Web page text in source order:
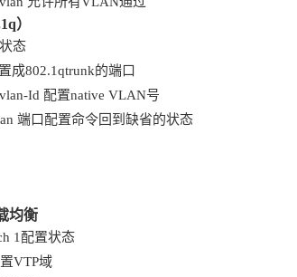
）
态
成802.1qtrunk的端口
Id 配置native VLAN号
端口配置命令回到缺省的状态
均衡
1配置状态
VTP域